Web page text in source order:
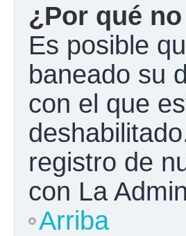
¿Por qué
Es posible
baneado su
con el que
registro de
con La
Arriba